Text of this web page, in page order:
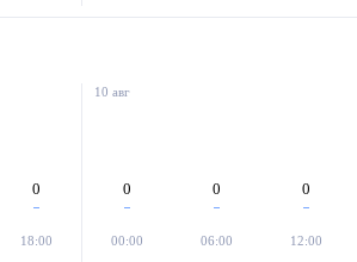
0
18:00
10 авг
0
00:00
0
06:00
0
12:00